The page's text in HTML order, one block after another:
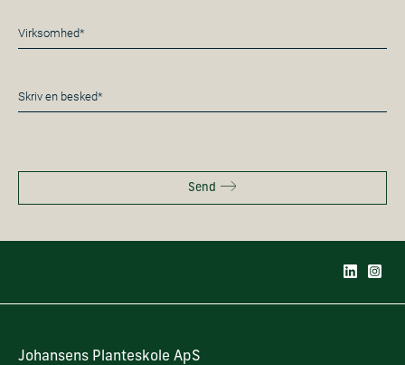
Virksomhed*
*
Besked
*
Send
Johansens Planteskole ApS